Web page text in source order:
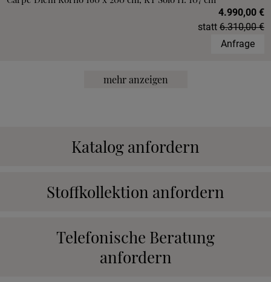
4.990,00 €
statt 6.310,00 €
Anfrage
mehr anzeigen
Katalog anfordern
Stoffkollektion anfordern
Telefonische Beratung
anfordern